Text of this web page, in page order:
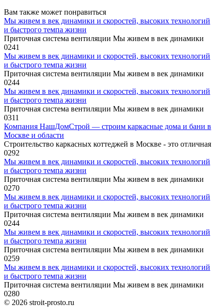
Вам также может понравиться
Мы живем в век динамики и скоростей, высоких технологий
и быстрого темпа жизни
Приточная система вентиляции Мы живем в век динамики
0241
Мы живем в век динамики и скоростей, высоких технологий
и быстрого темпа жизни
Приточная система вентиляции Мы живем в век динамики
0244
Мы живем в век динамики и скоростей, высоких технологий
и быстрого темпа жизни
Приточная система вентиляции Мы живем в век динамики
0311
Компания НашДомСтрой — строим каркасные дома и бани в
Москве и области
Строительство каркасных коттеджей в Москве - это отличная
0292
Мы живем в век динамики и скоростей, высоких технологий
и быстрого темпа жизни
Приточная система вентиляции Мы живем в век динамики
0270
Мы живем в век динамики и скоростей, высоких технологий
и быстрого темпа жизни
Приточная система вентиляции Мы живем в век динамики
0244
Мы живем в век динамики и скоростей, высоких технологий
и быстрого темпа жизни
Приточная система вентиляции Мы живем в век динамики
0259
Мы живем в век динамики и скоростей, высоких технологий
и быстрого темпа жизни
Приточная система вентиляции Мы живем в век динамики
0280
© 2026 stroit-prosto.ru